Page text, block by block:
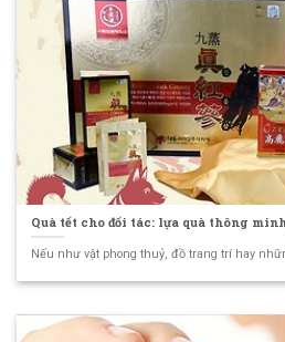
Quà tết cho đối tác: lựa quà thông
Nếu như vật phong thuỷ, đồ trang trí hay